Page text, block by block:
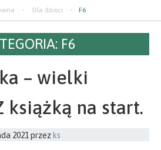
Dla dzieci F6
F6
– wielki
książką na start.
2021 przez ks